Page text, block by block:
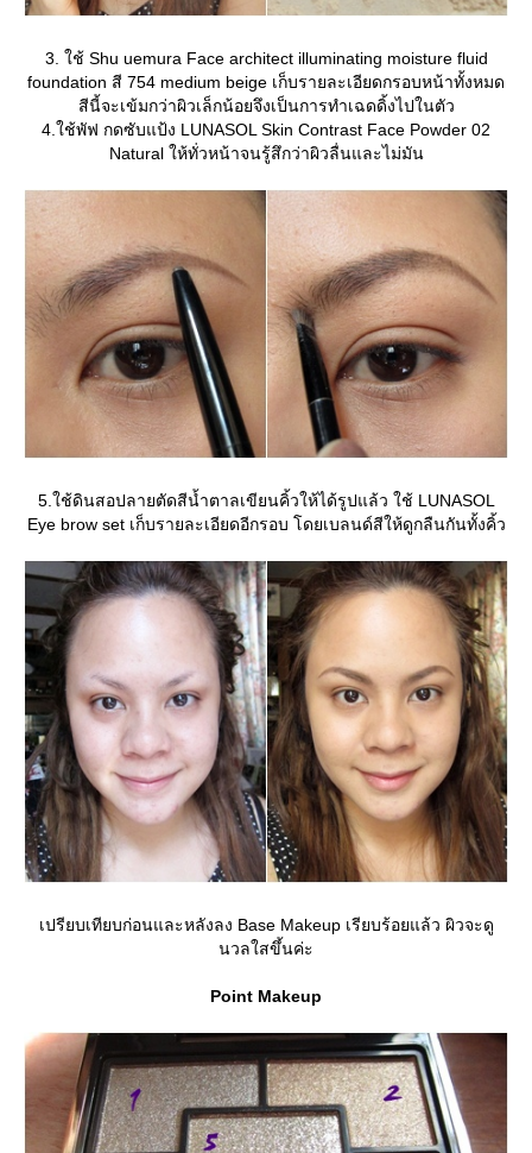
3. ใช้ Shu uemura Face architect illuminating moisture fluid
foundation สี 754 medium beige เก็บรายละเอียดกรอบหน้าทั้งหมด
สีนี้จะเข้มกว่าผิวเล็กน้อยจึงเป็นการทำเฉดดิ้งไปในตัว
4.ใช้พัฟ กดซับแป้ง LUNASOL Skin Contrast Face Powder 02
Natural ให้ทั่วหน้าจนรู้สึกว่าผิวลื่นและไม่มัน
5.ใช้ดินสอปลายตัดสีน้ำตาลเขียนคิ้วให้ได้รูปแล้ว ใช้ LUNASOL
Eye brow set เก็บรายละเอียดอีกรอบ โดยเบลนด์สีให้ดูกลืนกันทั้งคิ้ว
เปรียบเทียบก่อนและหลังลง Base Makeup เรียบร้อยแล้ว ผิวจะดู
นวลใสขึ้นค่ะ
Point Makeup